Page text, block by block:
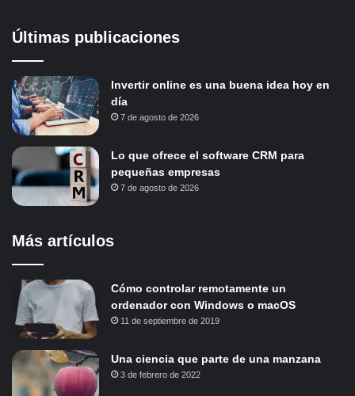
Últimas publicaciones
Invertir online es una buena idea hoy en
día
7 de agosto de 2026
Lo que ofrece el software CRM para
pequeñas empresas
7 de agosto de 2026
Más artículos
Cómo controlar remotamente un
ordenador con Windows o macOS
11 de septiembre de 2019
Una ciencia que parte de una manzana
3 de febrero de 2022